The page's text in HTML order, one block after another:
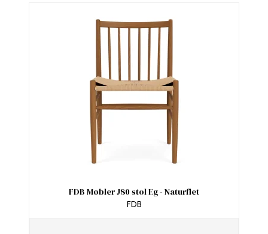
FDB Møbler J80 stol Eg - Naturflet
FDB